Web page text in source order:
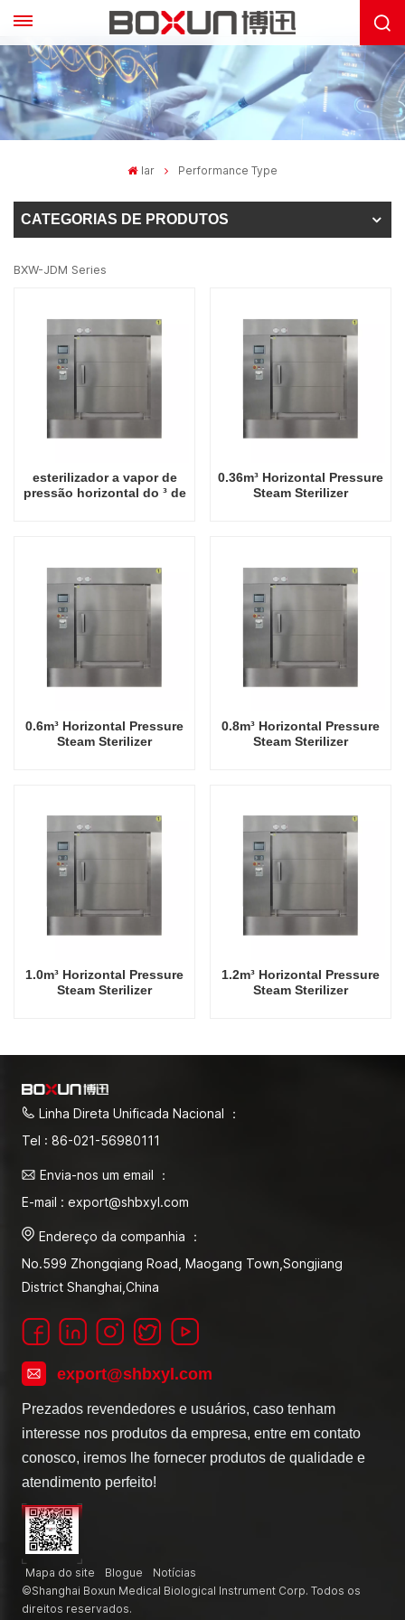
lar Performance Type
CATEGORIAS DE PRODUTOS
BXW-JDM Series
esterilizador a vapor de
pressão horizontal do ³ de
0.36m³ Horizontal Pressure
Steam Sterilizer
0.6m³ Horizontal Pressure
Steam Sterilizer
0.8m³ Horizontal Pressure
Steam Sterilizer
1.0m³ Horizontal Pressure
Steam Sterilizer
1.2m³ Horizontal Pressure
Steam Sterilizer
Linha Direta Unificada Nacional ：
Tel : 86-021-56980111
Envia-nos um email ：
E-mail : export@shbxyl.com
Endereço da companhia ：
No.599 Zhongqiang Road, Maogang Town,Songjiang
District Shanghai,China
export@shbxyl.com
Prezados revendedores e usuários, caso tenham
interesse nos produtos da empresa, entre em contato
conosco, iremos lhe fornecer produtos de qualidade e
atendimento perfeito!
Mapa do site Blogue
Notícias
©Shanghai Boxun Medical Biological Instrument Corp. Todos os
direitos reservados.